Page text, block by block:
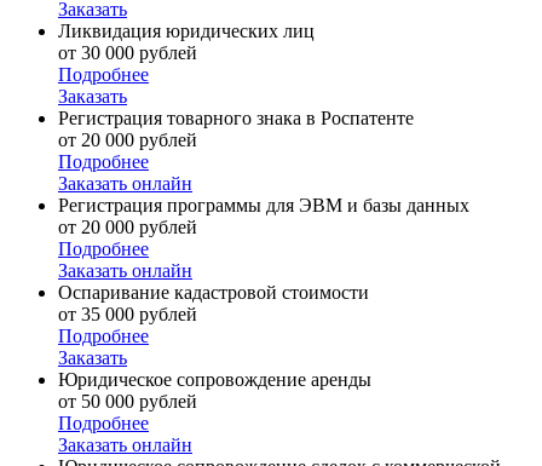
Заказать
Ликвидация юридических лиц
от 30 000 рублей
Подробнее
Заказать
Регистрация товарного знака в Роспатенте
от 20 000 рублей
Подробнее
Заказать онлайн
Регистрация программы для ЭВМ и базы данных
от 20 000 рублей
Подробнее
Заказать онлайн
Оспаривание кадастровой стоимости
от 35 000 рублей
Подробнее
Заказать
Юридическое сопровождение аренды
от 50 000 рублей
Подробнее
Заказать онлайн